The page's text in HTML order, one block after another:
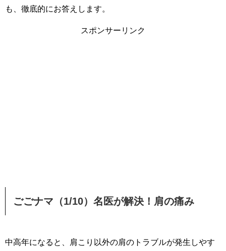
も、徹底的にお答えします。
スポンサーリンク
ごごナマ（1/10）名医が解決！肩の痛み
中高年になると、肩こり以外の肩のトラブルが発生しやす